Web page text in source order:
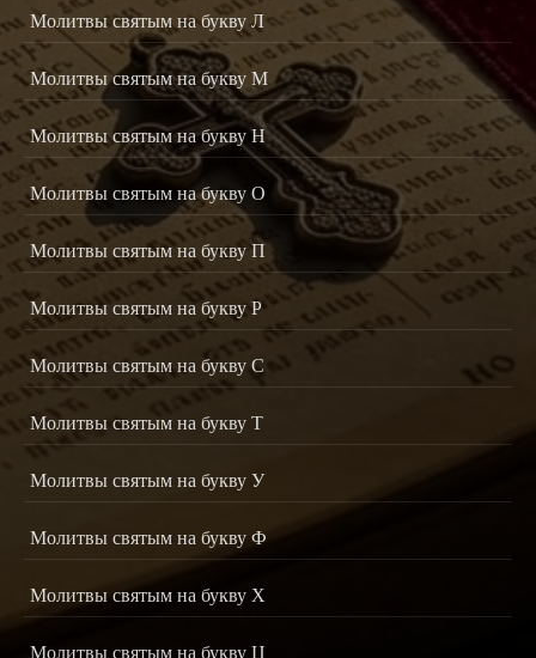
Молитвы святым на букву Л
Молитвы святым на букву М
Молитвы святым на букву Н
Молитвы святым на букву О
Молитвы святым на букву П
Молитвы святым на букву Р
Молитвы святым на букву С
Молитвы святым на букву Т
Молитвы святым на букву У
Молитвы святым на букву Ф
Молитвы святым на букву Х
Молитвы святым на букву Ц